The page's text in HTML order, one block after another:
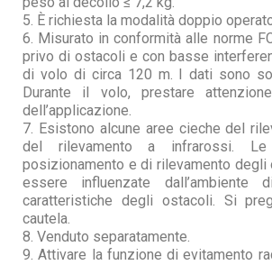
5. È richiesta la modalità doppio
6. Misurato in conformità alle norme
privo di ostacoli e con basse
di volo di circa 120 m. I dati sono
Durante il volo, prestare
dell’applicazione.
7. Esistono alcune aree cieche del
del rilevamento a infrarossi.
posizionamento e di rilevamento
essere influenzate
caratteristiche degli ostacoli. Si
cautela.
8. Venduto separatamente.
9. Attivare la funzione di evitamento